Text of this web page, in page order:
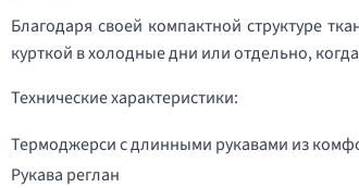
Благодаря своей компактной структуре
курткой в холодные дни или отдельно,
Технические характеристики:
Термоджерси с длинными рукавами из
Рукава реглан